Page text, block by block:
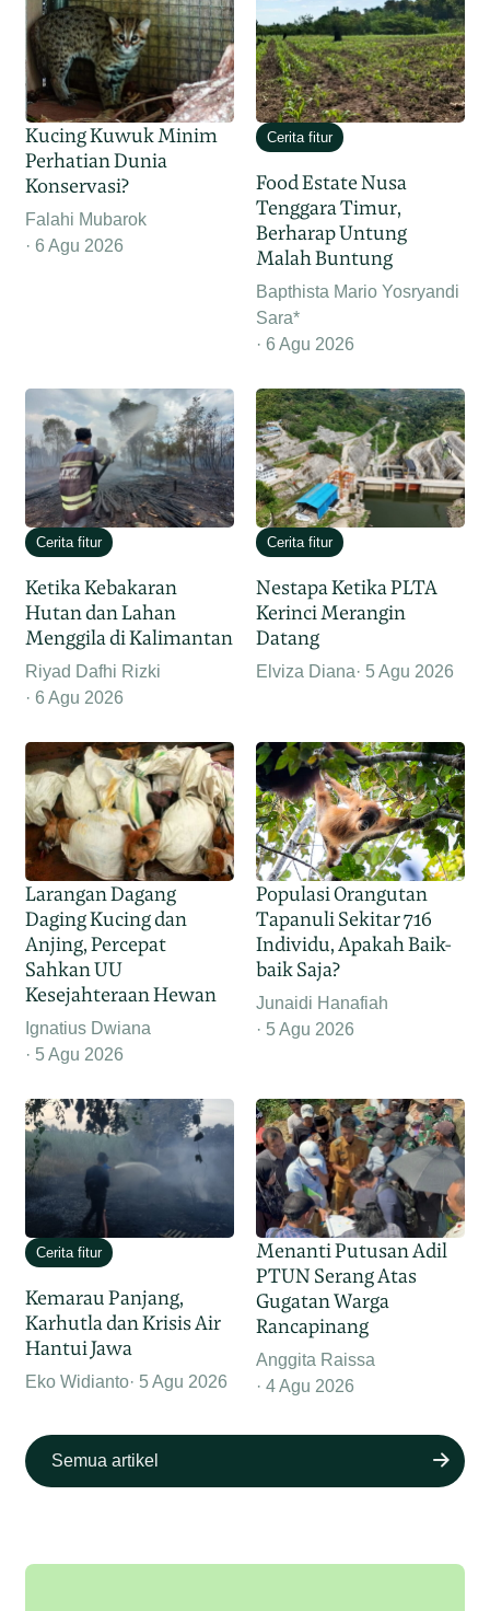
Kucing Kuwuk Minim
Perhatian Dunia
Konservasi?
Falahi Mubarok
6 Agu 2026
Cerita fitur
Food Estate Nusa
Tenggara Timur,
Berharap Untung
Malah Buntung
Bapthista Mario Yosryandi
Sara*
6 Agu 2026
Cerita fitur
Ketika Kebakaran
Hutan dan Lahan
Menggila di Kalimantan
Riyad Dafhi Rizki
6 Agu 2026
Cerita fitur
Nestapa Ketika PLTA
Kerinci Merangin
Datang
Elviza Diana 5 Agu 2026
Larangan Dagang
Daging Kucing dan
Anjing, Percepat
Sahkan UU
Kesejahteraan Hewan
Ignatius Dwiana
5 Agu 2026
Populasi Orangutan
Tapanuli Sekitar 716
Individu, Apakah Baik-
baik Saja?
Junaidi Hanafiah
5 Agu 2026
Cerita fitur
Kemarau Panjang,
Karhutla dan Krisis Air
Hantui Jawa
Eko Widianto 5 Agu 2026
Menanti Putusan Adil
PTUN Serang Atas
Gugatan Warga
Rancapinang
Anggita Raissa
4 Agu 2026
Semua artikel